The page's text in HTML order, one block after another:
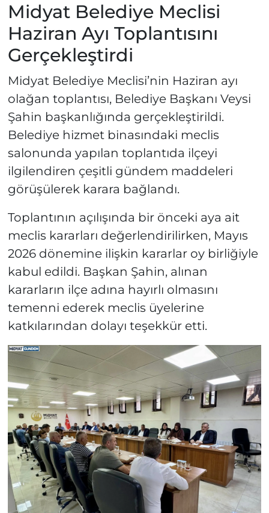
Midyat Belediye Meclisi
Haziran Ayı Toplantısını
Gerçekleştirdi
Midyat Belediye Meclisi’nin Haziran ayı
olağan toplantısı, Belediye Başkanı Veysi
Şahin başkanlığında gerçekleştirildi.
Belediye hizmet binasındaki meclis
salonunda yapılan toplantıda ilçeyi
ilgilendiren çeşitli gündem maddeleri
görüşülerek karara bağlandı.
Toplantının açılışında bir önceki aya ait
meclis kararları değerlendirilirken, Mayıs
2026 dönemine ilişkin kararlar oy birliğiyle
kabul edildi. Başkan Şahin, alınan
kararların ilçe adına hayırlı olmasını
temenni ederek meclis üyelerine
katkılarından dolayı teşekkür etti.